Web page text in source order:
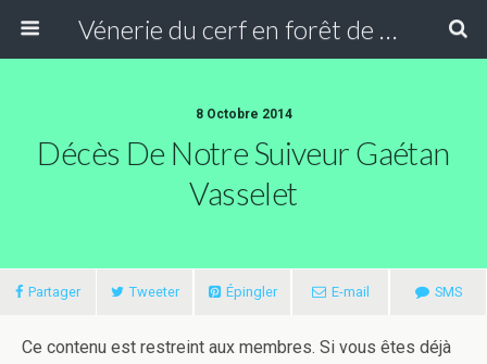
Vénerie du cerf en forêt de Compiègne
8 Octobre 2014
Décès De Notre Suiveur Gaétan
Vasselet
Partager Tweeter Épingler E-mail SMS
Ce contenu est restreint aux membres. Si vous êtes déjà